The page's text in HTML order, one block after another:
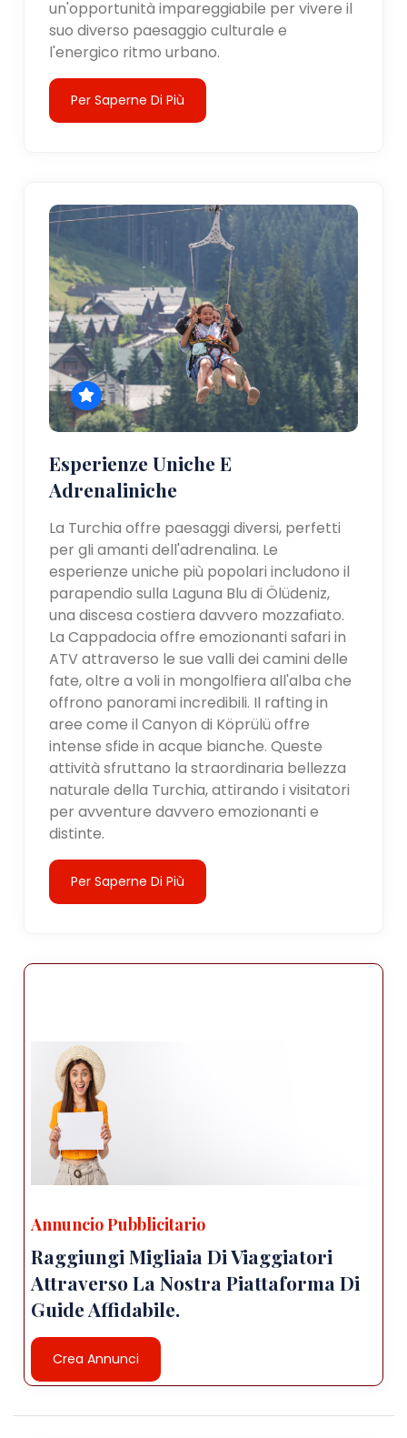
un'opportunità impareggiabile per vivere il
suo diverso paesaggio culturale e
l'energico ritmo urbano.
Per Saperne Di Più
Esperienze Uniche E
Adrenaliniche
La Turchia offre paesaggi diversi, perfetti
per gli amanti dell'adrenalina. Le
esperienze uniche più popolari includono il
parapendio sulla Laguna Blu di Ölüdeniz,
una discesa costiera davvero mozzafiato.
La Cappadocia offre emozionanti safari in
ATV attraverso le sue valli dei camini delle
fate, oltre a voli in mongolfiera all'alba che
offrono panorami incredibili. Il rafting in
aree come il Canyon di Köprülü offre
intense sfide in acque bianche. Queste
attività sfruttano la straordinaria bellezza
naturale della Turchia, attirando i visitatori
per avventure davvero emozionanti e
distinte.
Per Saperne Di Più
Annuncio Pubblicitario
Raggiungi Migliaia Di Viaggiatori
Attraverso La Nostra Piattaforma Di
Guide Affidabile.
Crea Annunci